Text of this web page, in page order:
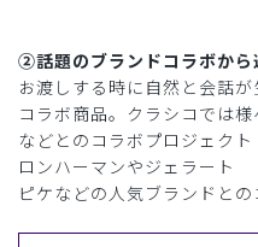
②話題のブランドコラボから
お渡しする時に自然と会話
コラボ商品。クラシコでは
などとのコラボプロジェク
ロンハーマンやジェラート
ピケなどの人気ブランドとの